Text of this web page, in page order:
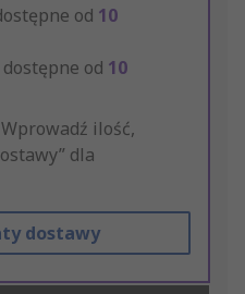
od 10
dostępne od 10
Wprowadź ilość,
dla
dostawy